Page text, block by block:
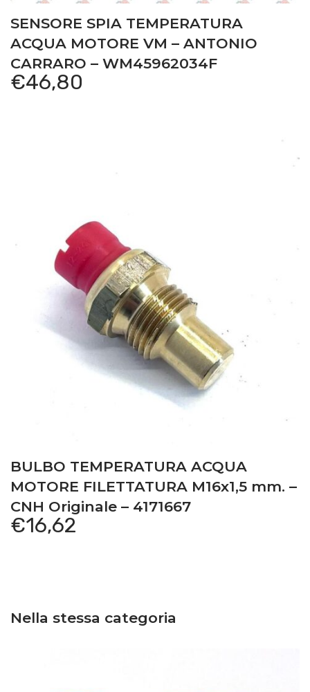
SENSORE SPIA TEMPERATURA
ACQUA MOTORE VM – ANTONIO
CARRARO – WM45962034F
€46,80
BULBO TEMPERATURA ACQUA
MOTORE FILETTATURA M16x1,5 mm. –
CNH Originale – 4171667
€16,62
Nella stessa categoria